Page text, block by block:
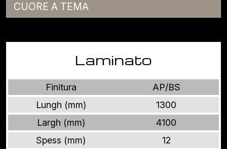
CUORE A TEMA
Laminato
Finitura
AP/BS
Lungh (mm)
1300
Largh (mm)
4100
Spess (mm)
12